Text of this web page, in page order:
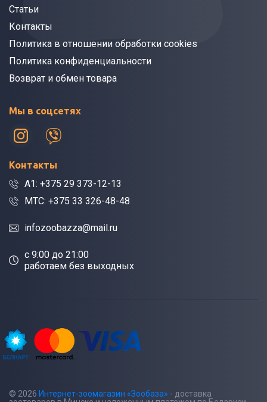
Статьи
Контакты
Политика в отношении обработки cookies
Политика конфиденциальности
Возврат и обмен товара
Мы в соцсетях
Контакты
A1: +375 29 373-12-13
МТС: +375 33 326-48-48
infozoobazza@mail.ru
c 9:00 до 21:00
работаем без выходных
© 2026 Интернет-зоомагазин «Зообаза» - доставка